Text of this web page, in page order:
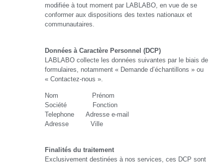
modifiée à tout moment par LABLABO, en vue de se
conformer aux dispositions des textes nationaux et
communautaires.
Données à Caractère Personnel (DCP)
LABLABO collecte les données suivantes par le biais de
formulaires, notamment « Demande d’échantillons » ou
« Contactez-nous ».
Nom Prénom
Société Fonction
Telephone Adresse e-mail
Adresse Ville
Finalités du traitement
Exclusivement destinées à nos services, ces DCP sont